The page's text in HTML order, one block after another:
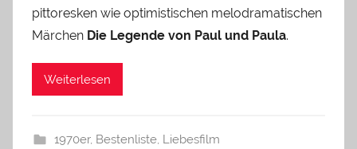
pittoresken wie optimistischen melodramatischen
Märchen Die Legende von Paul und Paula.
Weiterlesen
1970er, Bestenliste, Liebesfilm